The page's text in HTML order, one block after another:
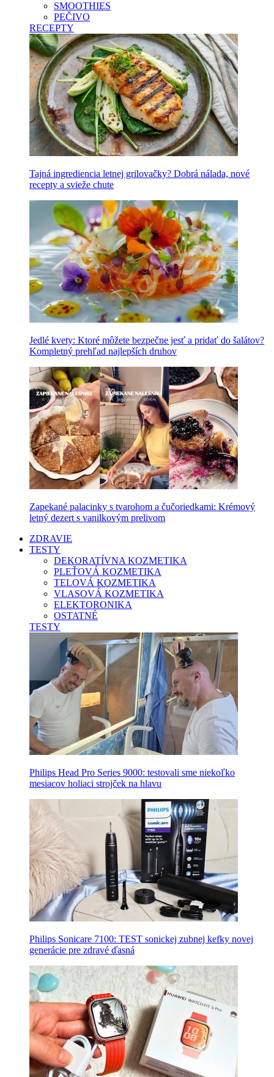
SMOOTHIES
PEČIVO
RECEPTY
Tajná ingrediencia letnej grilovačky? Dobrá nálada, nové
recepty a svieže chute
Jedlé kvety: Ktoré môžete bezpečne jesť a pridať do šalátov?
Kompletný prehľad najlepších druhov
Zapekané palacinky s tvarohom a čučoriedkami: Krémový
letný dezert s vanilkovým prelivom
ZDRAVIE
TESTY
DEKORATÍVNA KOZMETIKA
PLEŤOVÁ KOZMETIKA
TELOVÁ KOZMETIKA
VLASOVÁ KOZMETIKA
ELEKTORONIKA
OSTATNÉ
TESTY
Philips Head Pro Series 9000: testovali sme niekoľko
mesiacov holiaci strojček na hlavu
Philips Sonicare 7100: TEST sonickej zubnej kefky novej
generácie pre zdravé ďasná